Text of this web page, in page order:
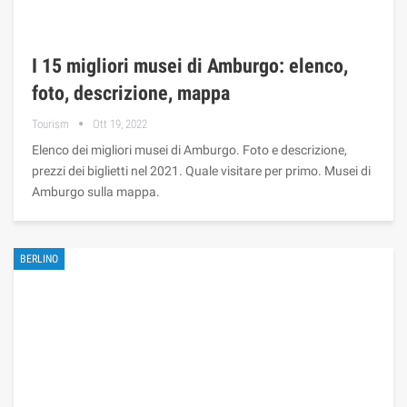
I 15 migliori musei di Amburgo: elenco,
foto, descrizione, mappa
Tourism Ott 19, 2022
Elenco dei migliori musei di Amburgo. Foto e descrizione,
prezzi dei biglietti nel 2021. Quale visitare per primo. Musei di
Amburgo sulla mappa.
BERLINO